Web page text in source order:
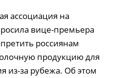
ассоциация на
вице-премьера
россиянам
продукцию для
из-за рубежа. Об этом